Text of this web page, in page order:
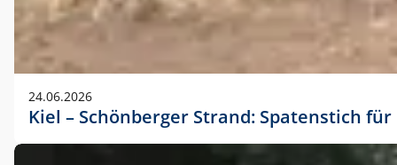
24.06.2026
Kiel – Schönberger Strand: Spatenstich